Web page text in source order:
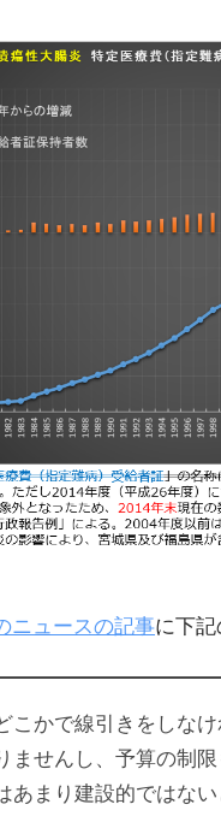
ニュースの記事に下記
こかで線引きをしな
ませんし、予算の制
あまり建設的ではない